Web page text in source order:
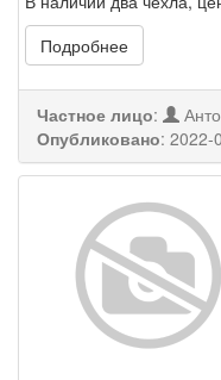
Подробнее
Частное лицо:
Опубликовано: 2022-